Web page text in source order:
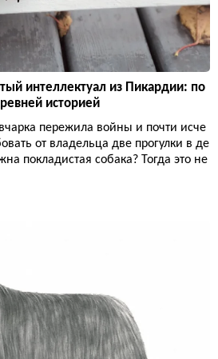
интеллектуал из Пикардии: по
историей
пережила войны и почти исче
от владельца две прогулки в де
покладистая собака? Тогда это не